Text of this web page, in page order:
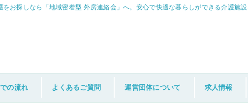
お探しなら「地域密着型 外房連絡会」へ。安心で快適な暮らしができる介護施設
の流れ よくあるご質問 運営団体について 求人情報